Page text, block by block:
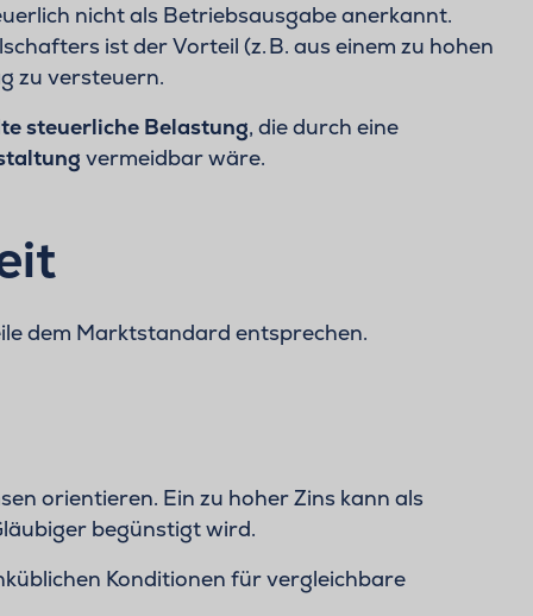
nicht als Betriebsausgabe anerkannt.
ist der Vorteil (z. B. aus einem zu hohen
zu versteuern.
steuerliche Belastung, die durch eine
vermeidbar wäre.
dem Marktstandard entsprechen.
orientieren. Ein zu hoher Zins kann als
begünstigt wird.
Konditionen für vergleichbare